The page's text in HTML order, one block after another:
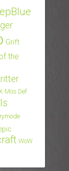
Grift
the
Mos Def
WoW